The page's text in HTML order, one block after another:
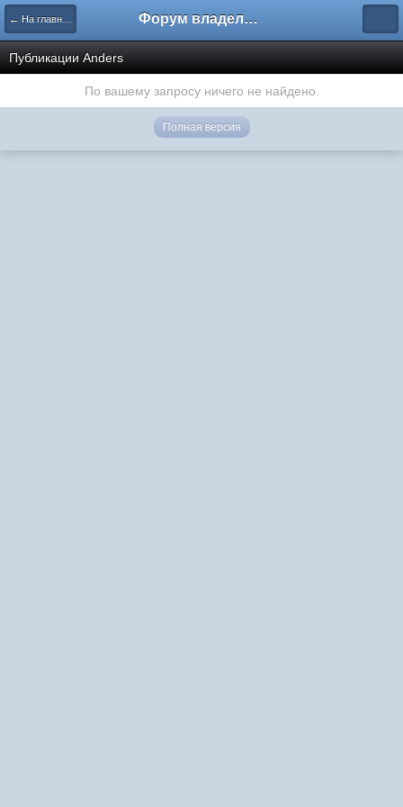
← На главную Форум владельцев интернет-магазинов
Публикации Anders
По вашему запросу ничего не найдено.
Полная версия